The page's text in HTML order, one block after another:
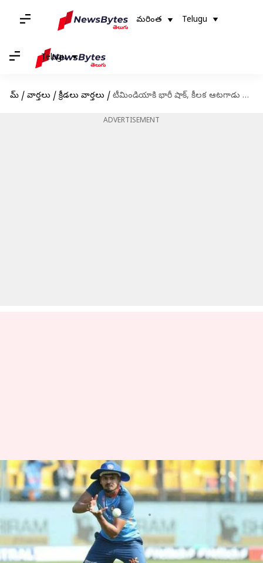
మరింత Telugu
Telugu
హోమ్ / వార్తలు / క్రీడలు వార్తలు / టీమిండియాకి భారీ షాక్, కీలక ఆటగాడు దూరం
ADVERTISEMENT
టీమిండియాకి భారీ షాక్, కీలక
ఆటగాడు దూరం
Jayachandra Akuri Jan 17, 2023
ఈ వార్తాకథనం ఏంటి